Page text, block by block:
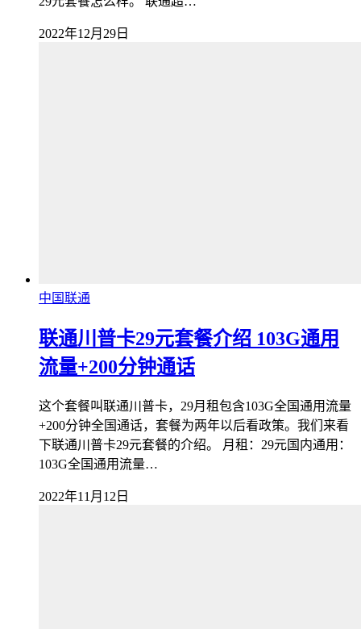
2022年12月29日
中国联通
联通川普卡29元套餐介绍 103G通用
流量+200分钟通话
这个套餐叫联通川普卡，29月租包含103G全国通用流量
+200分钟全国通话，套餐为两年以后看政策。我们来看
下联通川普卡29元套餐的介绍。 月租：29元国内通用：
103G全国通用流量…
2022年11月12日